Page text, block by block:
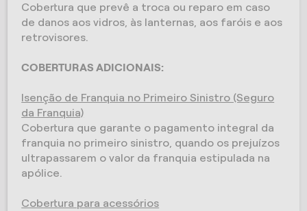
Cobertura que prevê a troca ou reparo em caso
de danos aos vidros, às lanternas, aos faróis e aos
retrovisores.
COBERTURAS ADICIONAIS:
Isenção de Franquia no Primeiro Sinistro (Seguro
da Franquia)
Cobertura que garante o pagamento integral da
franquia no primeiro sinistro, quando os prejuízos
ultrapassarem o valor da franquia estipulada na
apólice.
Cobertura para acessórios